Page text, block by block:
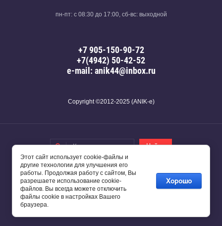
+7 905-150-90-72
+7(4942) 50-42-52
e-mail: anik44@inbox.ru
пн-пт: с 08:30 до 17:00, сб-вс: выходной
Copyright ©2012-2025 (ANIK-e)
Этот сайт использует cookie-файлы и
другие технологии для улучшения его
работы. Продолжая работу с сайтом, Вы
разрешаете использование cookie-
файлов. Вы всегда можете отключить
файлы cookie в настройках Вашего
браузера.
Хорошо